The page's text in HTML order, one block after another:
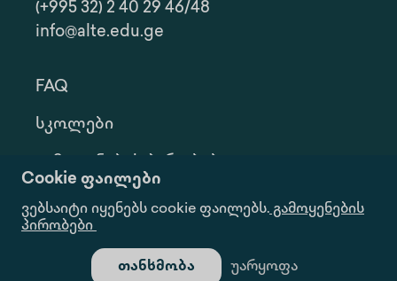
Cookie ფაილები
ვებსაიტი იყენებს cookie ფაილებს.გამოყენების
პირობები
უარყოფა
თანხმობა
(+995 32) 2 40 29 46/48
info@alte.edu.ge
FAQ
Სკოლები
Კონფ. Პოლიტიკა
Ინფორმაციის Მოთხოვნა
Გალერეა